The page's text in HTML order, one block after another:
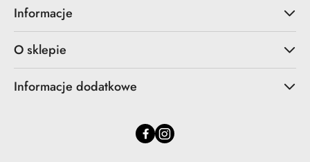
Informacje
O sklepie
Informacje dodatkowe